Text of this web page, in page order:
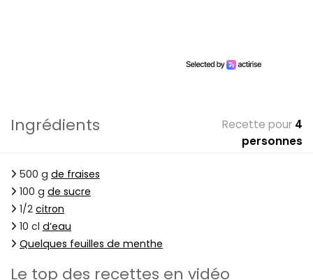
Ingrédients Recette pour 4
personnes
500 g de fraises
100 g de sucre
1/2 citron
10 cl d’eau
Quelques feuilles de menthe
Le top des recettes en vidéo